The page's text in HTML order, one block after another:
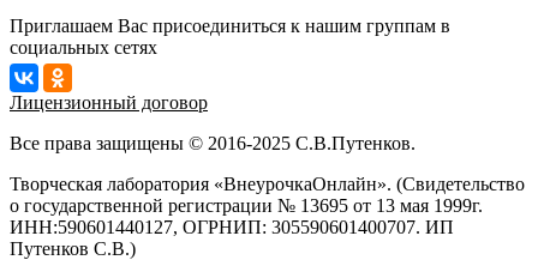
Приглашаем Вас присоединиться к нашим группам в
социальных сетях
Лицензионный договор
Все права защищены © 2016-2025 С.В.Путенков.
Творческая лаборатория «ВнеурочкаОнлайн». (Свидетельство
о государственной регистрации № 13695 от 13 мая 1999г.
ИНН:590601440127, ОГРНИП: 305590601400707. ИП
Путенков С.В.)